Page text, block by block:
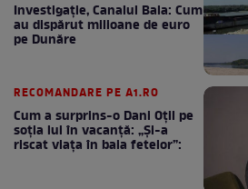
Investigație, Canalul Bala: Cum
au dispărut milioane de euro
pe Dunăre
RECOMANDARE PE A1.RO
Cum a surprins-o Dani Oțil pe
soția lui în vacanță: „Și-a
riscat viața în baia fetelor”: